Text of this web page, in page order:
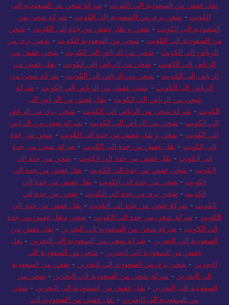
نقل عفش من السعودية الي الكويت - شركة شحن من السعودية إلى
الكويت - شحن بري من السعودية إلى الكويت - شركة شحن من
السعودية الي الكويت - شحن و نقل عفش من جدة الى الكويت - شحن
من السعودية الي الكويت - شحن من السعودية للكويت - شحن بري من
الرياض الي الكويت - شحن من الرياض الي الكويت - شحن عفش من
الرياض الى الكويت - شحن من الرياض الى الكويت - نقل عفش من
الرياض الى الكويت - شحن من الرياض الى الكويت - شركة شحن من
الرياض إلى الكويت - شحن عفش من الرياض الي الكويت - شركة
شحن من الرياض الي الكويت - نقل عفش من الرياض الى
الكويت - شركة شحن من الرياض الي الكويت - شحن بري من الرياض
الي الكويت - شحن من الرياض الى الكويت - شركة شحن من الرياض
الي الكويت - شحن و نقل عفش من جدة الى الكويت - شحن من جدة
الى الكويت - نقل عفش من جدة الى الكويت - شركة شحن من جدة
إلى الكويت - نقل عفش من جدة الى الكويت - شحن من جدة الى
الكويت - شحن عفش من جدة الي الكويت - نقل عفش من جدة الى
الكويت - شحن من جدة الى الكويت - نقل عفش من جدة إلى
الكويت - شحن بري من جدة الي الكويت - شحن من جدة الي
الكويت - شركة شحن من جدة الي الكويت - نقل عفش من جدة الى
الكويت - شركة شحن من جدة الي الكويت - شحن ونقل عفش من جدة
الي الكويت - شركة شحن من السعودية الي البحرين - نقل عفش من
السعودية الي البحرين - شركة شحن من السعودية إلى البحرين - نقل
عفش من السعودية الي البحرين - شحن من السعودية الى
البحرين - شحن بري من السعودية الي البحرين - شحن من السعودية
الي البحرين - شركة شحن من السعودية الي البحرين - شحن من
السعودية الى البحرين - نقل عفش من السعودية الي البحرين - شحن
من السعودية الي البحرين - نقل عفش من السعودية الي